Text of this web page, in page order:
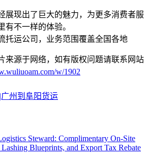
展现出了巨大的魅力，为更多消费者服
有不一样的体验。
托运公司，业务范围覆盖全国各地
来源于网络，如有版权问题请联系网站
w/1902
州到阜阳货运